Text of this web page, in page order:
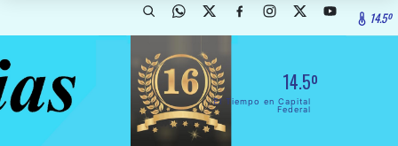
14.5º
14.5º
El Tiempo en Capital
Federal